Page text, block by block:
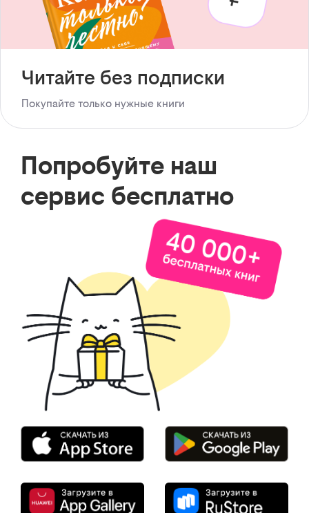
Читайте без подписки
Покупайте только нужные книги
Попробуйте наш
сервис бесплатно